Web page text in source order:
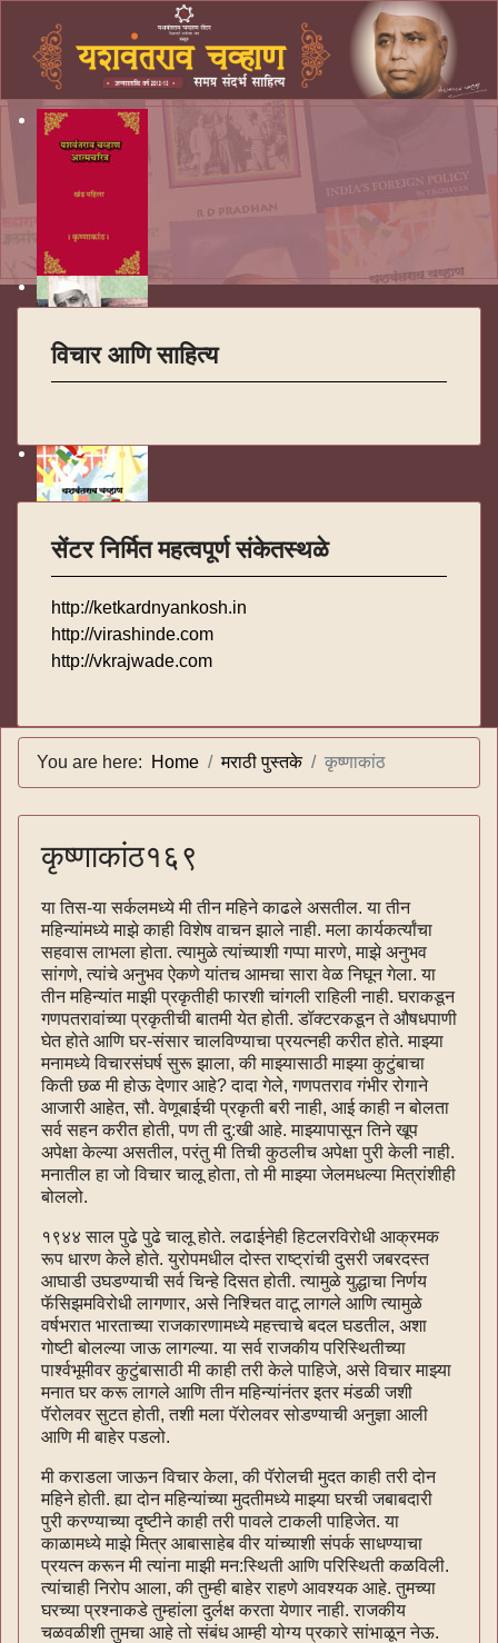
विचार आणि साहित्य
सेंटर निर्मित महत्वपूर्ण संकेतस्थळे
http://ketkardnyankosh.in
http://virashinde.com
http://vkrajwade.com
You are here: Home मराठी पुस्तके कृष्णाकांठ
कृष्णाकांठ१६९
या तिस-या सर्कलमध्ये मी तीन महिने काढले असतील. या तीन
महिन्यांमध्ये माझे काही विशेष वाचन झाले नाही. मला कार्यकर्त्यांचा
सहवास लाभला होता. त्यामुळे त्यांच्याशी गप्पा मारणे, माझे अनुभव
सांगणे, त्यांचे अनुभव ऐकणे यांतच आमचा सारा वेळ निघून गेला. या
तीन महिन्यांत माझी प्रकृतीही फारशी चांगली राहिली नाही. घराकडून
गणपतरावांच्या प्रकृतीची बातमी येत होती. डॉक्टरकडून ते औषधपाणी
घेत होते आणि घर-संसार चालविण्याचा प्रयत्नही करीत होते. माझ्या
मनामध्ये विचारसंघर्ष सुरू झाला, की माझ्यासाठी माझ्या कुटुंबाचा
किती छळ मी होऊ देणार आहे? दादा गेले, गणपतराव गंभीर रोगाने
आजारी आहेत, सौ. वेणूबाईची प्रकृती बरी नाही, आई काही न बोलता
सर्व सहन करीत होती, पण ती दु:खी आहे. माझ्यापासून तिने खूप
अपेक्षा केल्या असतील, परंतु मी तिची कुठलीच अपेक्षा पुरी केली नाही.
मनातील हा जो विचार चालू होता, तो मी माझ्या जेलमधल्या मित्रांशीही
बोललो.
१९४४ साल पुढे पुढे चालू होते. लढाईनेही हिटलरविरोधी आक्रमक
रूप धारण केले होते. युरोपमधील दोस्त राष्ट्रांची दुसरी जबरदस्त
आघाडी उघडण्याची सर्व चिन्हे दिसत होती. त्यामुळे युद्धाचा निर्णय
फॅसिझमविरोधी लागणार, असे निश्चित वाटू लागले आणि त्यामुळे
वर्षभरात भारताच्या राजकारणामध्ये महत्त्वाचे बदल घडतील, अशा
गोष्टी बोलल्या जाऊ लागल्या. या सर्व राजकीय परिस्थितीच्या
पार्श्वभूमीवर कुटुंबासाठी मी काही तरी केले पाहिजे, असे विचार माझ्या
मनात घर करू लागले आणि तीन महिन्यांनंतर इतर मंडळी जशी
पॅरोलवर सुटत होती, तशी मला पॅरोलवर सोडण्याची अनुज्ञा आली
आणि मी बाहेर पडलो.
मी कराडला जाऊन विचार केला, की पॅरोलची मुदत काही तरी दोन
महिने होती. ह्या दोन महिन्यांच्या मुदतीमध्ये माझ्या घरची जबाबदारी
पुरी करण्याच्या दृष्टीने काही तरी पावले टाकली पाहिजेत. या
काळामध्ये माझे मित्र आबासाहेब वीर यांच्याशी संपर्क साधण्याचा
प्रयत्न करून मी त्यांना माझी मन:स्थिती आणि परिस्थिती कळविली.
त्यांचाही निरोप आला, की तुम्ही बाहेर राहणे आवश्यक आहे. तुमच्या
घरच्या प्रश्नाकडे तुम्हांला दुर्लक्ष करता येणार नाही. राजकीय
चळवळीशी तुमचा आहे तो संबंध आम्ही योग्य प्रकारे सांभाळून नेऊ.